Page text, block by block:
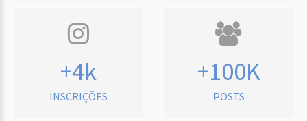
+4k
INSCRIÇÕES
+100K
POSTS